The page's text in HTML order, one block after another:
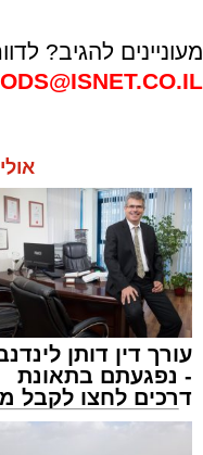
מעוניינים להגיב?
עורך דין דותן
- נפגעתם בתאונת
דרכים לחצו לקבל
שמגיע לכם